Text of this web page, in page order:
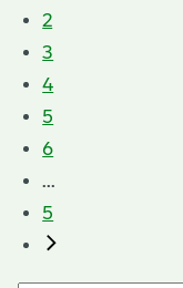
2
3
4
5
6
...
5